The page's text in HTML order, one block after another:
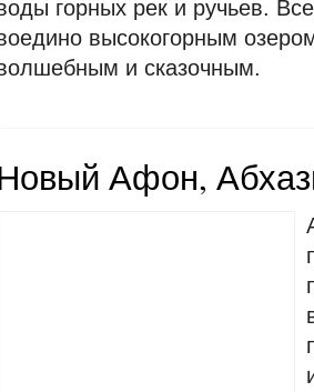
горных рек и ручьев.
высокогорным
и сказочным.
Афон,